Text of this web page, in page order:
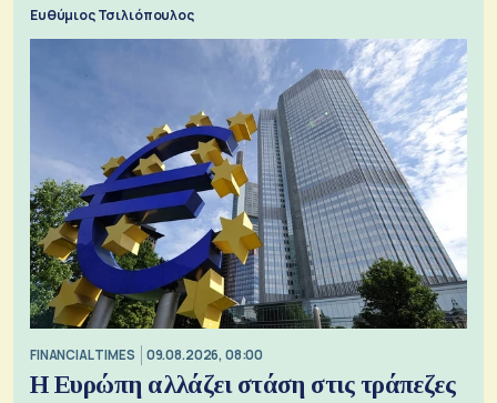
Ευθύμιος Τσιλιόπουλος
FINANCIAL TIMES 09.08.2026, 08:00
Η Ευρώπη αλλάζει στάση στις τράπεζες